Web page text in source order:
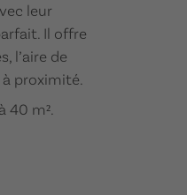
leur
Il offre
l’aire de
proximité.
40 m².